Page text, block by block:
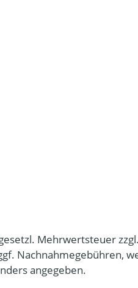
Mehrwertsteuer zzgl.
Nachnahmegebühren,
angegeben.